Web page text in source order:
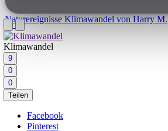
NaturereignisseKlimawandel von Harry M.
Klimawandel
9
0
0
Teilen
Facebook
Pinterest